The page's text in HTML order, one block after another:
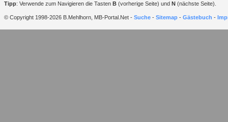
Tipp: Verwende zum Navigieren die Tasten B (vorherige Seite) und N (nächste Seite).
© Copyright 1998-2026 B.Mehlhorn, MB-Portal.Net - Suche - Sitemap - Gästebuch -